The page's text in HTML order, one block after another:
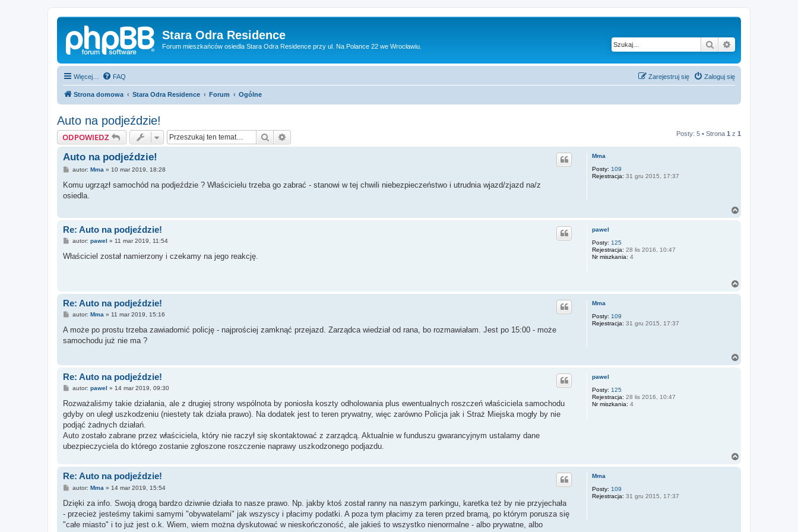
Stara Odra Residence
Forum mieszkańców osiedla Stara Odra Residence przy ul. Na Polance 22 we Wrocławiu. Szukaj
Więcej… FAQ Zaloguj się
Zarejestruj się
Strona domowa Stara Odra Residence Forum Ogólne
Auto na podjeździe!
ODPOWIEDZ Szukaj Posty: 5 • Strona 1 z 1
Mma
Posty: 109
Rejestracja: 31 gru 2015, 17:37
Auto na podjeździe!
P
s
autor: Mma » 10 mar 2019, 18:28
Komu ugrzązł samochód na podjeździe ? Właścicielu trzeba go zabrać - stanowi w tej chwili niebezpieczeństwo i utrudnia wjazd/zjazd na/z
osiedla.
pawel
Posty: 125
Rejestracja: 28 lis 2016, 10:47
Nr miszkania: 4
Re: Auto na podjeździe!
P
s
autor: pawel » 11 mar 2019, 11:54
Właściciel został namierzony i czekamy na jego reakcję.
Mma
Posty: 109
Rejestracja: 31 gru 2015, 17:37
Re: Auto na podjeździe!
P
s
autor: Mma » 11 mar 2019, 15:16
A może po prostu trzeba zawiadomić policję - najprościej zamknąć przejazd. Zarządca wiedział od rana, bo rozmawiałam. Jest po 15:00 - może
samochodu już nie ma ?
pawel
Posty: 125
Rejestracja: 28 lis 2016, 10:47
Nr miszkania: 4
Re: Auto na podjeździe!
P
s
autor: pawel » 14 mar 2019, 09:30
Rozważaliśmy takie działania, ale z drugiej strony wspólnota by poniosła koszty odholowania plus ewentualnych roszczeń właściciela samochodu
gdyby on uległ uszkodzeniu (niestety tak działa prawo). Na dodatek jest to teren prywatny, więc zarówno Policja jak i Straż Miejska mogły by nie
podjąć żadnych działań.
Auto zostało zabrane przez właściciela, który nie raczył się skontaktować z zarządcą. Aktualnie w funduszu gwarancyjnym ustalamy dane
ubezpieczyciela do którego zostanie zgłoszone roszczenie naprawy uszkodzonego podjazdu.
Mma
Posty: 109
Rejestracja: 31 gru 2015, 17:37
Re: Auto na podjeździe!
P
s
autor: Mma » 14 mar 2019, 15:54
Dzięki za info. Swoją drogą bardzo dziwnie działa to nasze prawo. Np. jakby ktoś został ranny na naszym parkingu, karetka też by nie przyjechała
- przecież jesteśmy takimi samymi "obywatelami" jak wszyscy i płacimy podatki. A poza tym płacimy za teren przed bramą, po którym porusza się
"całe miasto" i to już jest o.k. Wiem, wiem można dyskutować w nieskończoność, ale jakieś to wszystko nienormalne - albo prywatne, albo